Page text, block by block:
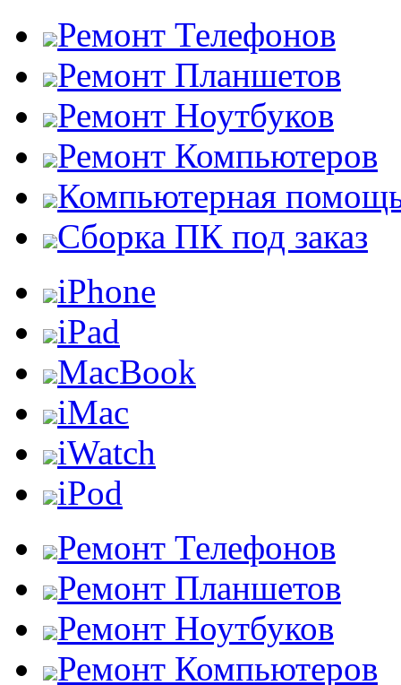
Ремонт Телефонов
Ремонт Планшетов
Ремонт Ноутбуков
Ремонт Компьютеров
Компьютерная
Сборка ПК под заказ
iPhone
iPad
MacBook
iMac
iWatch
iPod
Ремонт Телефонов
Ремонт Планшетов
Ремонт Ноутбуков
Ремонт Компьютеров